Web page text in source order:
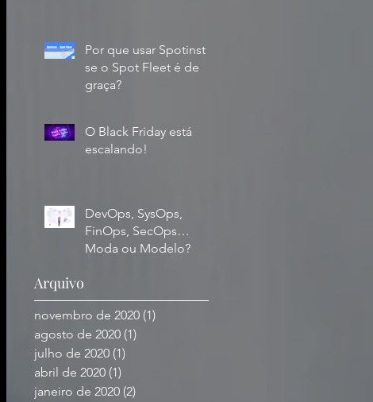
Por que usar Spotinst
se o Spot Fleet é de
graça?
O Black Friday está
escalando!
DevOps, SysOps,
FinOps, SecOps…
Moda ou Modelo?
Arquivo
novembro de 2020 (1)
agosto de 2020 (1)
julho de 2020 (1)
abril de 2020 (1)
janeiro de 2020 (2)